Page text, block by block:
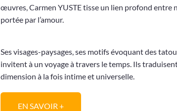
œuvres, Carmen YUSTE tisse un lien profond entre
portée par l’amour.
Ses visages-paysages, ses motifs évoquant des
invitent à un voyage à travers le temps. Ils
dimension à la fois intime et universelle.
EN SAVOIR +